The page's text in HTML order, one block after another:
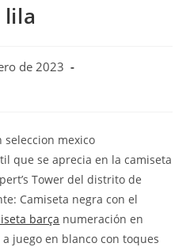
lila
de 2023
que se aprecia en la camiseta
Tower del distrito de
Camiseta negra con el
barça numeración en
juego en blanco con toques